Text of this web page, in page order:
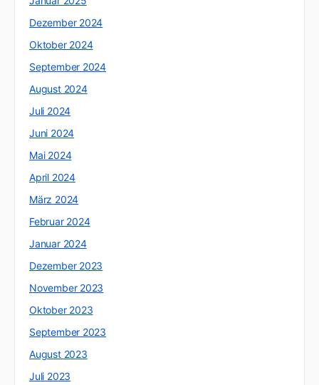
Dezember 2024
Oktober 2024
September 2024
August 2024
Juli 2024
Juni 2024
Mai 2024
April 2024
März 2024
Februar 2024
Januar 2024
Dezember 2023
November 2023
Oktober 2023
September 2023
August 2023
Juli 2023